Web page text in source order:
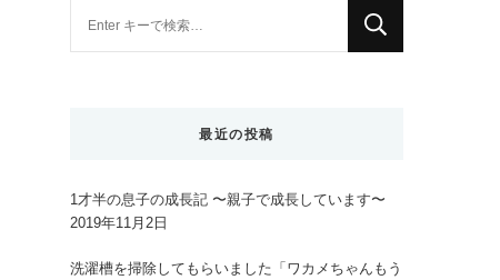
す
?
最近の投稿
1才半の息子の成長記 〜親子で成長しています〜
2019年11月2日
洗濯槽を掃除してもらいました「ワカメちゃんもう